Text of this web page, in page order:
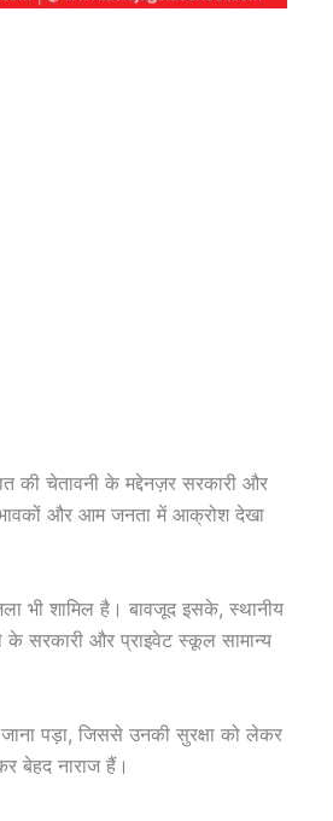
की चेतावनी के मद्देनज़र सरकारी और
और आम जनता में आक्रोश देखा
भी शामिल है। बावजूद इसके, स्थानीय
के सरकारी और प्राइवेट स्कूल सामान्य
पड़ा, जिससे उनकी सुरक्षा को लेकर
बेहद नाराज हैं।